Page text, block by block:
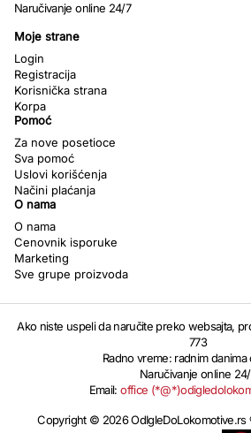
Naručivanje online 24/7
Moje strane
Login
Registracija
Korisnička strana
Korpa
Pomoć
Za nove posetioce
Sva pomoć
Uslovi korišćenja
Načini plaćanja
O nama
O nama
Cenovnik isporuke
Marketing
Sve grupe proizvoda
Ako niste uspeli da naručite preko websajta,
773
Radno vreme: radnim danima
Naručivanje online
Email:office
Copyright © 2026 OdIgleDoLokomotive.rs